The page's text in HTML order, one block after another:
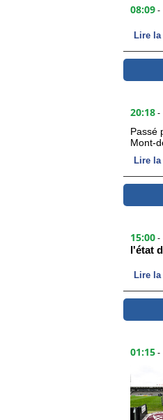
08:09 -
Lire
20:18 -
Passé
Mont-
Lire
15:00 -
l'état
Lire
01:15 -